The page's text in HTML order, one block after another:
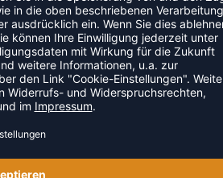
unsere Pflicht natürliche